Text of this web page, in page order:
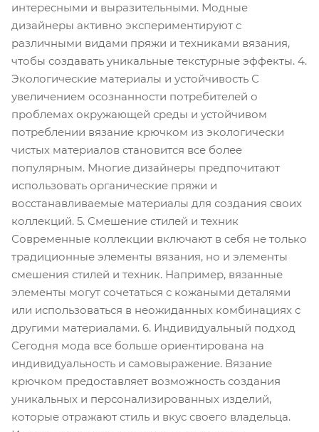
интересными и выразительными. Модные
дизайнеры активно экспериментируют с
различными видами пряжи и техниками вязания,
чтобы создавать уникальные текстурные эффекты. 4.
Экологические материалы и устойчивость С
увеличением осознанности потребителей о
проблемах окружающей среды и устойчивом
потреблении вязание крючком из экологически
чистых материалов становится все более
популярным. Многие дизайнеры предпочитают
использовать органические пряжи и
восстанавливаемые материалы для создания своих
коллекций. 5. Смешение стилей и техник
Современные коллекции включают в себя не только
традиционные элементы вязания, но и элементы
смешения стилей и техник. Например, вязанные
элементы могут сочетаться с кожаными деталями
или использоваться в неожиданных комбинациях с
другими материалами. 6. Индивидуальный подход
Сегодня мода все больше ориентирована на
индивидуальность и самовыражение. Вязание
крючком предоставляет возможность создания
уникальных и персонализированных изделий,
которые отражают стиль и вкус своего владельца.